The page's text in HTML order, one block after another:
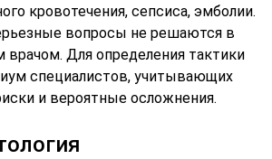
кровотечения, сепсиса, эмболии.
вопросы не решаются в
врачом. Для определения тактики
специалистов, учитывающих
и вероятные осложнения.